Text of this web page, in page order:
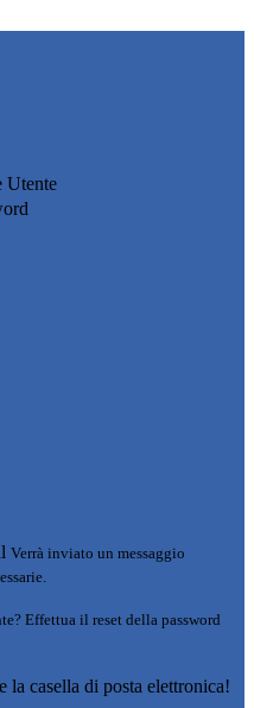
Utente
Verrà inviato un messaggio
Effettua il reset della password
casella di posta elettronica!